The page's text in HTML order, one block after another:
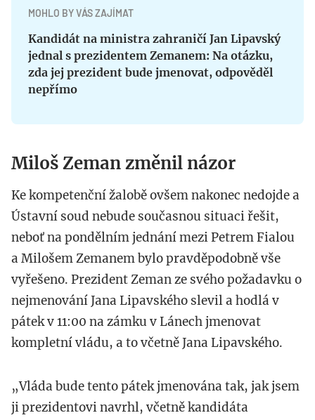
MOHLO BY VÁS ZAJÍMAT
Kandidát na ministra zahraničí Jan Lipavský
jednal s prezidentem Zemanem: Na otázku,
zda jej prezident bude jmenovat, odpověděl
nepřímo
Miloš Zeman změnil názor
Ke kompetenční žalobě ovšem nakonec nedojde a
Ústavní soud nebude současnou situaci řešit,
neboť na pondělním jednání mezi Petrem Fialou
a Milošem Zemanem bylo pravděpodobně vše
vyřešeno. Prezident Zeman ze svého požadavku o
nejmenování Jana Lipavského slevil a hodlá v
pátek v 11:00 na zámku v Lánech jmenovat
kompletní vládu, a to včetně Jana Lipavského.
„Vláda bude tento pátek jmenována tak, jak jsem
ji prezidentovi navrhl, včetně kandidáta